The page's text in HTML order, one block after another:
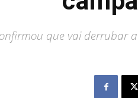
que vai derrubar